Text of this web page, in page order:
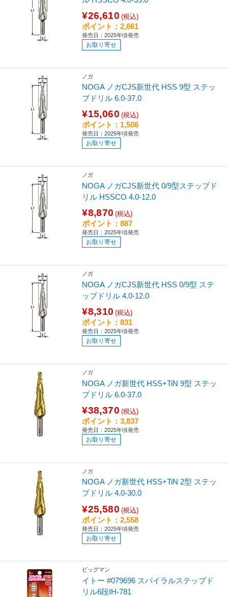
¥26,610 (税込)
ポイント：2,661
発売日：2025年頃発売
お取り寄せ
ノガ
NOGA ノガCJS新世代 HSS 9型 ステッ
プドリル 6.0-37.0
¥15,060 (税込)
ポイント：1,506
発売日：2025年頃発売
お取り寄せ
ノガ
NOGA ノガCJS新世代 0/9型ステップド
リル HSSCO 4.0-12.0
¥8,870 (税込)
ポイント：887
発売日：2025年頃発売
お取り寄せ
ノガ
NOGA ノガCJS新世代 HSS 0/9型 ステ
ップドリル 4.0-12.0
¥8,310 (税込)
ポイント：831
発売日：2025年頃発売
お取り寄せ
ノガ
NOGA ノガ新世代 HSS+TiN 9型 ステッ
プドリル 6.0-37.0
¥38,370 (税込)
ポイント：3,837
発売日：2025年頃発売
お取り寄せ
ノガ
NOGA ノガ新世代 HSS+TiN 2型 ステッ
プドリル 4.0-30.0
¥25,580 (税込)
ポイント：2,558
発売日：2025年頃発売
お取り寄せ
ビッグマン
イトー #079696 スパイラルステップド
リル6段IH-781